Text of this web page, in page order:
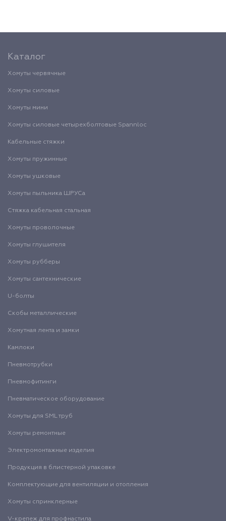
Каталог
Хомуты червячные
Хомуты силовые
Хомуты мини
Хомуты силовые четырехболтовые Spannloc
Кабельные стяжки
Хомуты пружинные
Хомуты ушковые
Хомуты пыльника ШРУСа
Стяжка кабельная стальная
Хомуты проволочные
Хомуты глушителя
Хомуты рубберы
Хомуты сантехнические
U-болты
Скобы металлические
Хомутная лента и замки
Камлоки
Пневмотрубки
Пневмофитинги
Пневматическое оборудование
Хомуты для SML труб
Хомуты ремонтные
Электромонтажные изделия
Продукция в блистерной упаковке
Комплектующие для вентиляции и отопления
Хомуты спринклерные
V-крепеж для профнастила